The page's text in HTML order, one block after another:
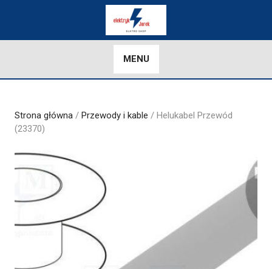
MENU
Strona główna / Przewody i kable / Helukabel Przewód
(23370)